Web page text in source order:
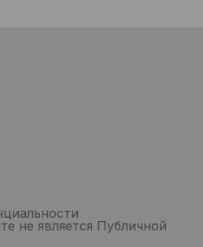
не является Публичной